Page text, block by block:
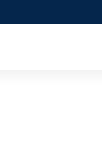
& Elektronica